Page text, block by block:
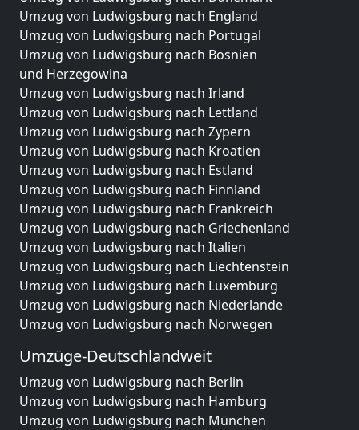
Umzug von Ludwigsburg nach England
Umzug von Ludwigsburg nach Portugal
Umzug von Ludwigsburg nach Bosnien
und Herzegowina
Umzug von Ludwigsburg nach Irland
Umzug von Ludwigsburg nach Lettland
Umzug von Ludwigsburg nach Zypern
Umzug von Ludwigsburg nach Kroatien
Umzug von Ludwigsburg nach Estland
Umzug von Ludwigsburg nach Finnland
Umzug von Ludwigsburg nach Frankreich
Umzug von Ludwigsburg nach Griechenland
Umzug von Ludwigsburg nach Italien
Umzug von Ludwigsburg nach Liechtenstein
Umzug von Ludwigsburg nach Luxemburg
Umzug von Ludwigsburg nach Niederlande
Umzug von Ludwigsburg nach Norwegen
Umzüge-Deutschlandweit
Umzug von Ludwigsburg nach Berlin
Umzug von Ludwigsburg nach Hamburg
Umzug von Ludwigsburg nach München